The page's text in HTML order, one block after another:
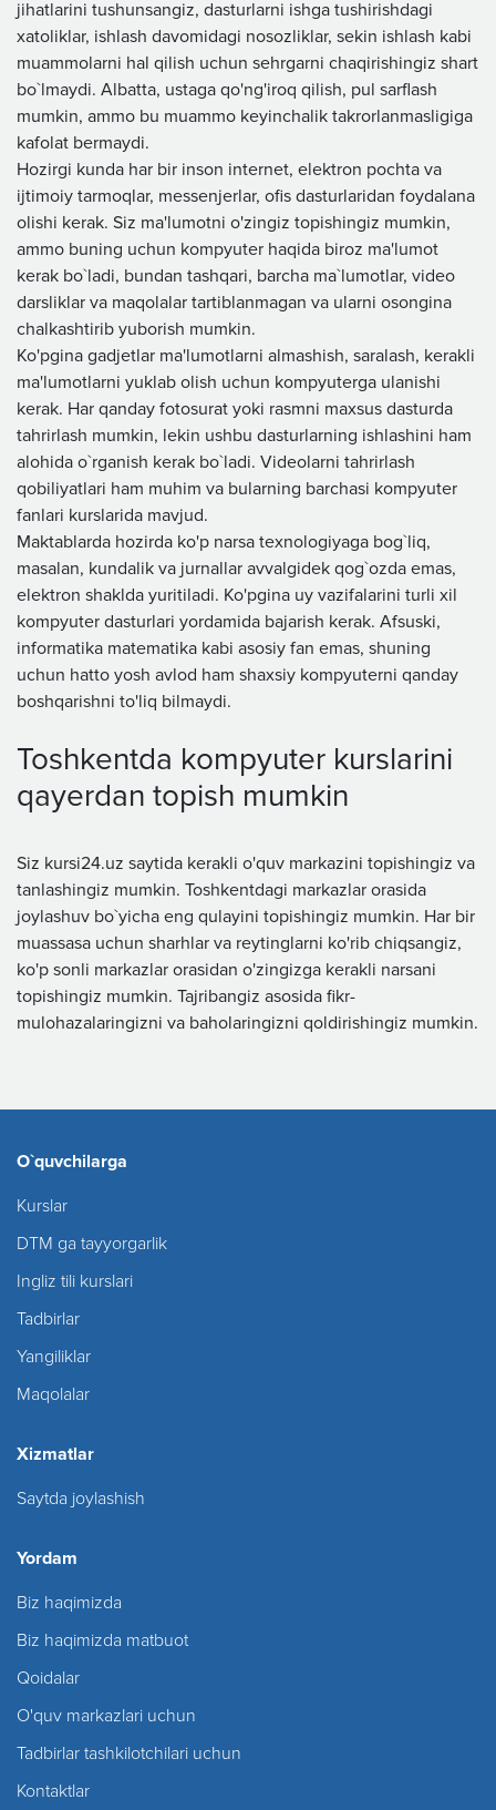
jihatlarini tushunsangiz, dasturlarni ishga tushirishdagi
xatoliklar, ishlash davomidagi nosozliklar, sekin ishlash kabi
muammolarni hal qilish uchun sehrgarni chaqirishingiz shart
bo`lmaydi. Albatta, ustaga qo'ng'iroq qilish, pul sarflash
mumkin, ammo bu muammo keyinchalik takrorlanmasligiga
kafolat bermaydi.
Hozirgi kunda har bir inson internet, elektron pochta va
ijtimoiy tarmoqlar, messenjerlar, ofis dasturlaridan foydalana
olishi kerak. Siz ma'lumotni o'zingiz topishingiz mumkin,
ammo buning uchun kompyuter haqida biroz ma'lumot
kerak bo`ladi, bundan tashqari, barcha ma`lumotlar, video
darsliklar va maqolalar tartiblanmagan va ularni osongina
chalkashtirib yuborish mumkin.
Ko'pgina gadjetlar ma'lumotlarni almashish, saralash, kerakli
ma'lumotlarni yuklab olish uchun kompyuterga ulanishi
kerak. Har qanday fotosurat yoki rasmni maxsus dasturda
tahrirlash mumkin, lekin ushbu dasturlarning ishlashini ham
alohida o`rganish kerak bo`ladi. Videolarni tahrirlash
qobiliyatlari ham muhim va bularning barchasi kompyuter
fanlari kurslarida mavjud.
Maktablarda hozirda ko'p narsa texnologiyaga bog`liq,
masalan, kundalik va jurnallar avvalgidek qog`ozda emas,
elektron shaklda yuritiladi. Ko'pgina uy vazifalarini turli xil
kompyuter dasturlari yordamida bajarish kerak. Afsuski,
informatika matematika kabi asosiy fan emas, shuning
uchun hatto yosh avlod ham shaxsiy kompyuterni qanday
boshqarishni to'liq bilmaydi.
Toshkentda kompyuter kurslarini
qayerdan topish mumkin
Siz kursi24.uz saytida kerakli o'quv markazini topishingiz va
tanlashingiz mumkin. Toshkentdagi markazlar orasida
joylashuv bo`yicha eng qulayini topishingiz mumkin. Har bir
muassasa uchun sharhlar va reytinglarni ko'rib chiqsangiz,
ko'p sonli markazlar orasidan o'zingizga kerakli narsani
topishingiz mumkin. Tajribangiz asosida fikr-
mulohazalaringizni va baholaringizni qoldirishingiz mumkin.
O`quvchilarga
Kurslar
DTM ga tayyorgarlik
Ingliz tili kurslari
Tadbirlar
Yangiliklar
Maqolalar
Xizmatlar
Saytda joylashish
Yordam
Biz haqimizda
Biz haqimizda matbuot
Qoidalar
O'quv markazlari uchun
Tadbirlar tashkilotchilari uchun
Kontaktlar